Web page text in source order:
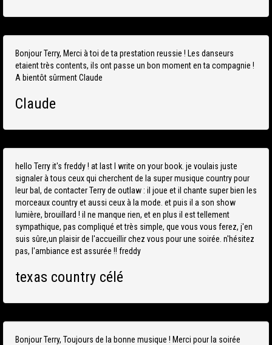
Bonjour Terry, Merci à toi de ta prestation reussie ! Les danseurs
etaient très contents, ils ont passe un bon moment en ta compagnie !
A bientôt sûrment Claude
Claude
hello Terry it's freddy ! at last I write on your book. je voulais juste
signaler à tous ceux qui cherchent de la super musique country pour
leur bal, de contacter Terry de outlaw : il joue et il chante super bien les
morceaux country et aussi ceux à la mode. et puis il a son show
lumière, brouillard ! il ne manque rien, et en plus il est tellement
sympathique, pas compliqué et très simple, que vous vous ferez, j'en
suis sûre,un plaisir de l'accueillir chez vous pour une soirée. n'hésitez
pas, l'ambiance est assurée !! freddy
texas country célé
Bonjour Terry, Toujours de la bonne musique ! Merci pour la soirée